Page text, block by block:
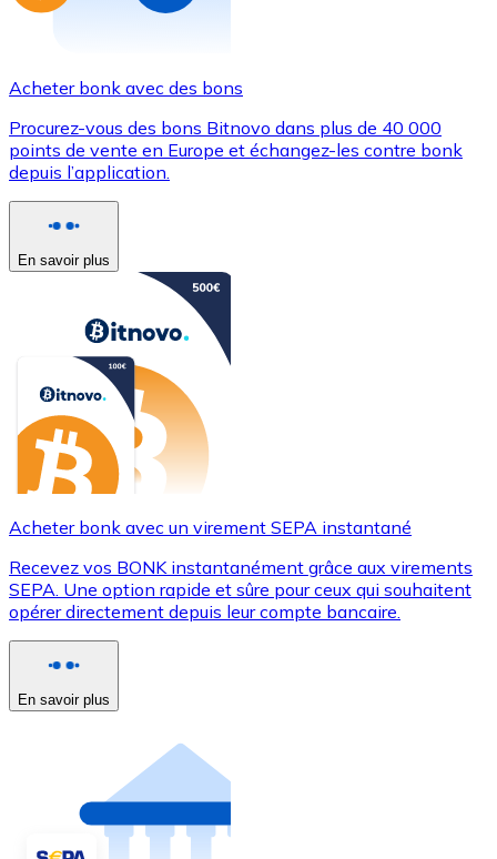
Acheter bonk avec des bons
Procurez-vous des bons Bitnovo dans plus de 40 000
points de vente en Europe et échangez-les contre bonk
depuis l’application.
En savoir plus
Acheter bonk avec un virement SEPA instantané
Recevez vos BONK instantanément grâce aux virements
SEPA. Une option rapide et sûre pour ceux qui souhaitent
opérer directement depuis leur compte bancaire.
En savoir plus